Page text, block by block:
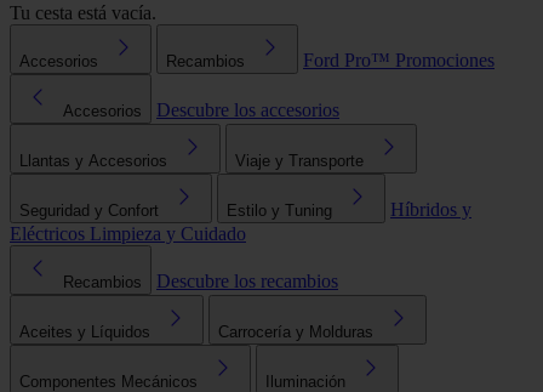
Tu cesta está vacía.
Accesorios Recambios Ford Pro™ Promociones
Accesorios Descubre los accesorios
Llantas y Accesorios Viaje y Transporte
Seguridad y Confort Estilo y Tuning
Híbridos y
Eléctricos Limpieza y Cuidado
Recambios Descubre los recambios
Aceites y Líquidos Carrocería y Molduras
Componentes Mecánicos Iluminación